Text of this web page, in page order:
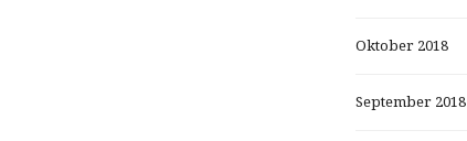
Oktober 2018
September 2018